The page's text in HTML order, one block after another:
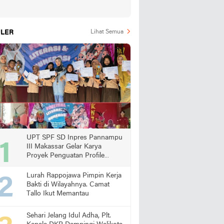
Lihat Semua
UPT SPF SD Inpres Pannampu
III Makassar Gelar Karya
Proyek Penguatan Profile
Lurah Rappojawa Pimpin Kerja
Bakti di Wilayahnya. Camat
Tallo Ikut Memantau
Sehari Jelang Idul Adha, Plt.